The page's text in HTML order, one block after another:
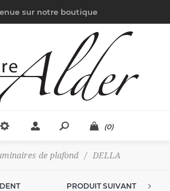
sur notre boutique
(0)
de plafond / DELLA
PRODUIT SUIVANT